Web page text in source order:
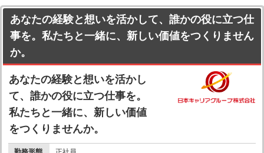
あなたの経験と想いを活かして、誰かの役に立つ仕
事を。私たちと一緒に、新しい価値をつくりません
か。
あなたの経験と想いを活かし
て、誰かの役に立つ仕事を。
私たちと一緒に、新しい価値
をつくりませんか。